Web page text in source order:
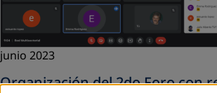
junio 2023
Organización del 2do Foro con